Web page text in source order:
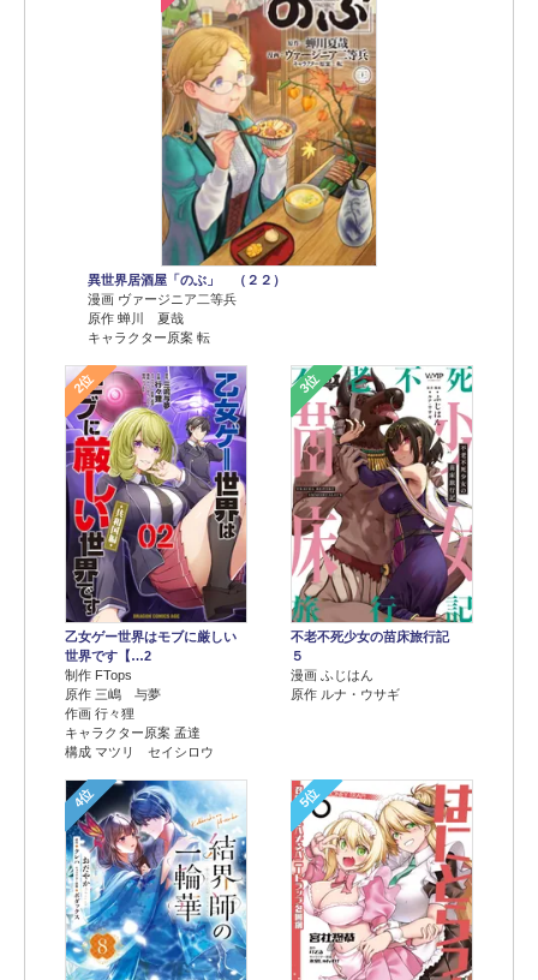
異世界居酒屋「のぶ」 （２２）
漫画 ヴァージニア二等兵
原作 蝉川 夏哉
キャラクター原案 転
2位
乙女ゲー世界はモブに厳しい
世界です【…2
制作 FTops
原作 三嶋 与夢
作画 行々狸
キャラクター原案 孟達
構成 マツリ セイシロウ
3位
不老不死少女の苗床旅行記
５
漫画 ふじはん
原作 ルナ・ウサギ
4位 5位